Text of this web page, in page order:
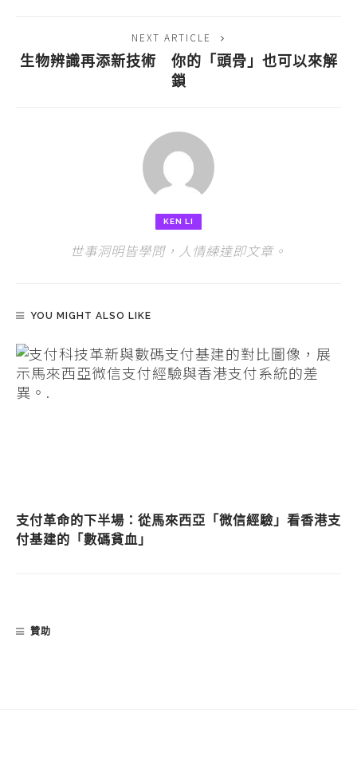
NEXT ARTICLE
生物辨識再添新技術 你的「頭骨」也可以來解
鎖
KEN LI
世事洞明皆學問，人情練達即文章。
YOU MIGHT ALSO LIKE
支付革命的下半場：從馬來西亞「微信經驗」看香港支
付基建的「數碼貧血」
贊助